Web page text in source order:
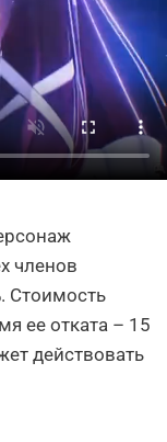
членов
Стоимость
ее отката – 15
действовать